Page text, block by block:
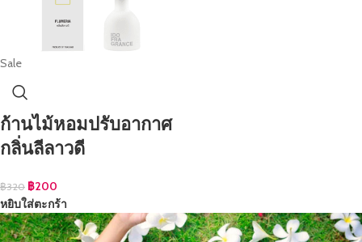
Sale
ก้านไม้หอมปรับอากาศ
กลิ่นลีลาวดี
฿320 ฿200
หยิบใส่ตะกร้า